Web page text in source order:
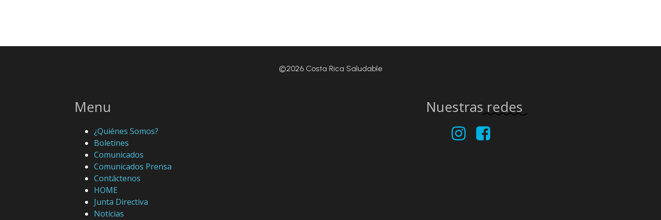
©2026 Costa Rica Saludable
Menu
¿Quiénes Somos?
Boletines
Comunicados
Comunicados Prensa
Contáctenos
HOME
Junta Directiva
Noticias
Nuestras redes